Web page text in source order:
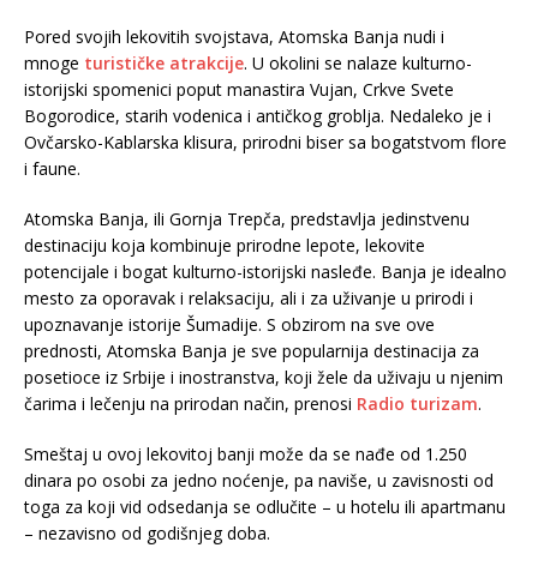
Pored svojih lekovitih svojstava, Atomska Banja nudi i
mnoge turističke atrakcije. U okolini se nalaze kulturno-
istorijski spomenici poput manastira Vujan, Crkve Svete
Bogorodice, starih vodenica i antičkog groblja. Nedaleko je i
Ovčarsko-Kablarska klisura, prirodni biser sa bogatstvom flore
i faune.
Atomska Banja, ili Gornja Trepča, predstavlja jedinstvenu
destinaciju koja kombinuje prirodne lepote, lekovite
potencijale i bogat kulturno-istorijski nasleđe. Banja je idealno
mesto za oporavak i relaksaciju, ali i za uživanje u prirodi i
upoznavanje istorije Šumadije. S obzirom na sve ove
prednosti, Atomska Banja je sve popularnija destinacija za
posetioce iz Srbije i inostranstva, koji žele da uživaju u njenim
čarima i lečenju na prirodan način, prenosi Radio turizam.
Smeštaj u ovoj lekovitoj banji može da se nađe od 1.250
dinara po osobi za jedno noćenje, pa naviše, u zavisnosti od
toga za koji vid odsedanja se odlučite – u hotelu ili apartmanu
– nezavisno od godišnjeg doba.